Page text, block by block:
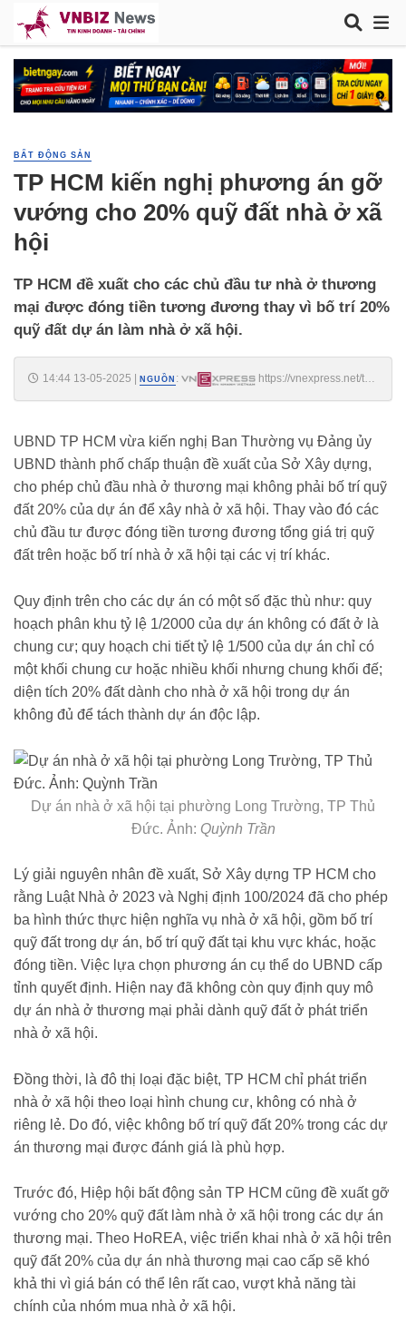
BẤT ĐỘNG SẢN
TP HCM kiến nghị phương án gỡ
vướng cho 20% quỹ đất nhà ở xã
hội
TP HCM đề xuất cho các chủ đầu tư nhà ở thương
mại được đóng tiền tương đương thay vì bố trí 20%
quỹ đất dự án làm nhà ở xã hội.
14:44 13-05-2025 NGUỒN :
https://vnexpress.net/tp-
UBND TP HCM vừa kiến nghị Ban Thường vụ Đảng ủy
UBND thành phố chấp thuận đề xuất của Sở Xây dựng,
cho phép chủ đầu nhà ở thương mại không phải bố trí quỹ
đất 20% của dự án để xây nhà ở xã hội. Thay vào đó các
chủ đầu tư được đóng tiền tương đương tổng giá trị quỹ
đất trên hoặc bố trí nhà ở xã hội tại các vị trí khác.
Quy định trên cho các dự án có một số đặc thù như: quy
hoạch phân khu tỷ lệ 1/2000 của dự án không có đất ở là
chung cư; quy hoạch chi tiết tỷ lệ 1/500 của dự án chỉ có
một khối chung cư hoặc nhiều khối nhưng chung khối đế;
diện tích 20% đất dành cho nhà ở xã hội trong dự án
không đủ để tách thành dự án độc lập.
Dự án nhà ở xã hội tại phường Long Trường, TP Thủ
Đức. Ảnh: Quỳnh Trần
Lý giải nguyên nhân đề xuất, Sở Xây dựng TP HCM cho
rằng Luật Nhà ở 2023 và Nghị định 100/2024 đã cho phép
ba hình thức thực hiện nghĩa vụ nhà ở xã hội, gồm bố trí
quỹ đất trong dự án, bố trí quỹ đất tại khu vực khác, hoặc
đóng tiền. Việc lựa chọn phương án cụ thể do UBND cấp
tỉnh quyết định. Hiện nay đã không còn quy định quy mô
dự án nhà ở thương mại phải dành quỹ đất ở phát triển
nhà ở xã hội.
Đồng thời, là đô thị loại đặc biệt, TP HCM chỉ phát triển
nhà ở xã hội theo loại hình chung cư, không có nhà ở
riêng lẻ. Do đó, việc không bố trí quỹ đất 20% trong các dự
án thương mại được đánh giá là phù hợp.
Trước đó, Hiệp hội bất động sản TP HCM cũng đề xuất gỡ
vướng cho 20% quỹ đất làm nhà ở xã hội trong các dự án
thương mại. Theo HoREA, việc triển khai nhà ở xã hội trên
quỹ đất 20% của dự án nhà thương mại cao cấp sẽ khó
khả thi vì giá bán có thể lên rất cao, vượt khả năng tài
chính của nhóm mua nhà ở xã hội.